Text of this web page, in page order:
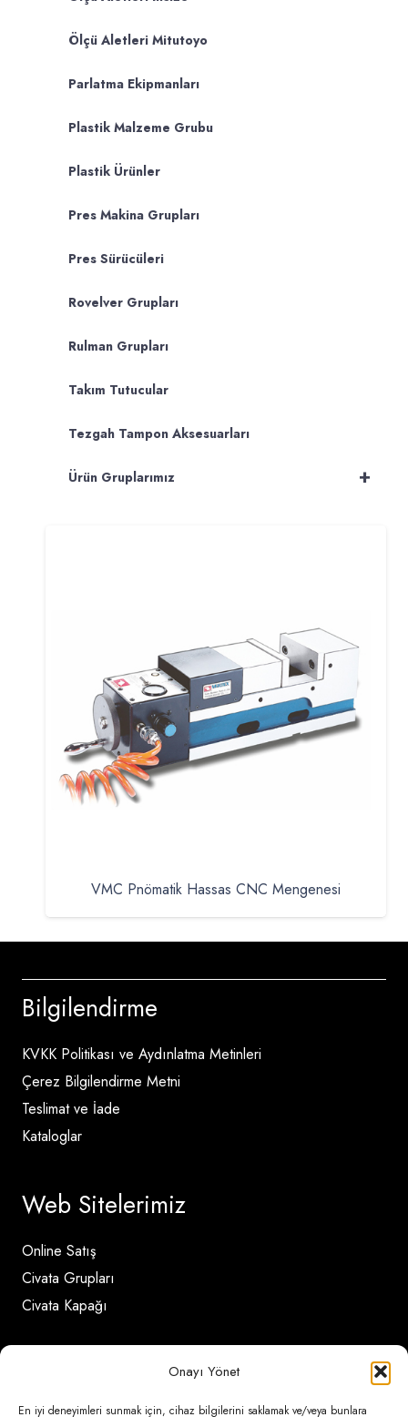
Onayı Yönet
En iyi deneyimleri sunmak için, cihaz bilgilerini saklamak ve/veya bunlara
Ölçü Aletleri Mitutoyo
Parlatma Ekipmanları
Plastik Malzeme Grubu
Plastik Ürünler
Pres Makina Grupları
Pres Sürücüleri
Rovelver Grupları
Rulman Grupları
Takım Tutucular
Tezgah Tampon Aksesuarları
+
Ürün Gruplarımız
VMC Pnömatik Hassas CNC Mengenesi
Bilgilendirme
KVKK Politikası ve Aydınlatma Metinleri
Çerez Bilgilendirme Metni
Teslimat ve İade
Kataloglar
Web Sitelerimiz
Online Satış
Civata Grupları
Civata Kapağı
İletişim Detayları